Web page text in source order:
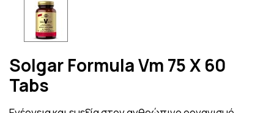
Solgar Formula Vm 75 X 60
Tabs